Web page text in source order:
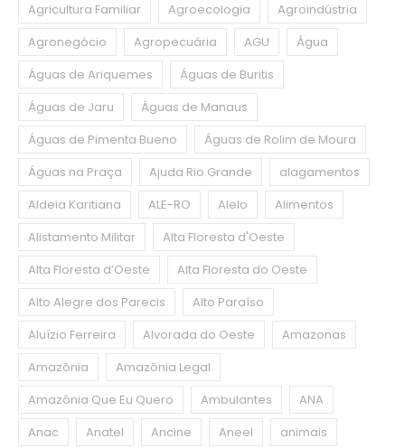
Agricultura Familiar
Agroecologia
Agroindústria
Agronegócio
Agropecuária AGU
Água
Águas de Ariquemes
Águas de Buritis
Águas de Jaru
Águas de Manaus
Águas de Pimenta Bueno
Águas de Rolim de Moura
Águas na Praça
Ajuda Rio Grande
alagamentos
Aldeia Karitiana
ALE-RO Alelo
Alimentos
Alistamento Militar
Alta Floresta d'Oeste
Alta Floresta d’Oeste
Alta Floresta do Oeste
Alto Alegre dos Parecis
Alto Paraíso
Aluízio Ferreira
Alvorada do Oeste
Amazonas
Amazônia
Amazônia Legal
Amazônia Que Eu Quero
Ambulantes
ANA
Anac
Anatel Ancine Aneel
animais